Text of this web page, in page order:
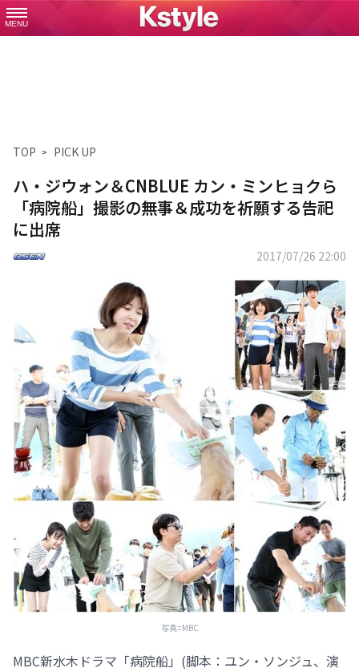
MENU
TOP PICK UP
ハ・ジウォン＆CNBLUE カン・ミンヒョクら
「病院船」撮影の無事＆成功を祈願する告祀
に出席
2017/07/26 22:00
写真=MBC
MBC新水木ドラマ「病院船」(脚本：ユン・ソンジュ、演